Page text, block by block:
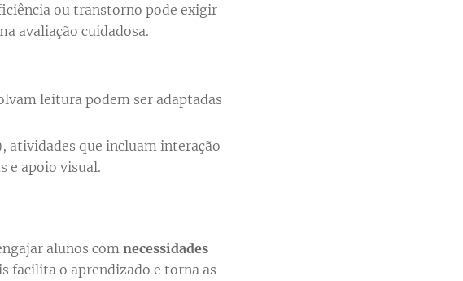
ou transtorno pode exigir
avaliação cuidadosa.
leitura podem ser adaptadas
atividades que incluam interação
e apoio visual.
alunos com necessidades
facilita o aprendizado e torna as